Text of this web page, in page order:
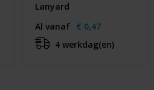
Lanyard
Al vanaf € 0,47
4 werkdag(en)